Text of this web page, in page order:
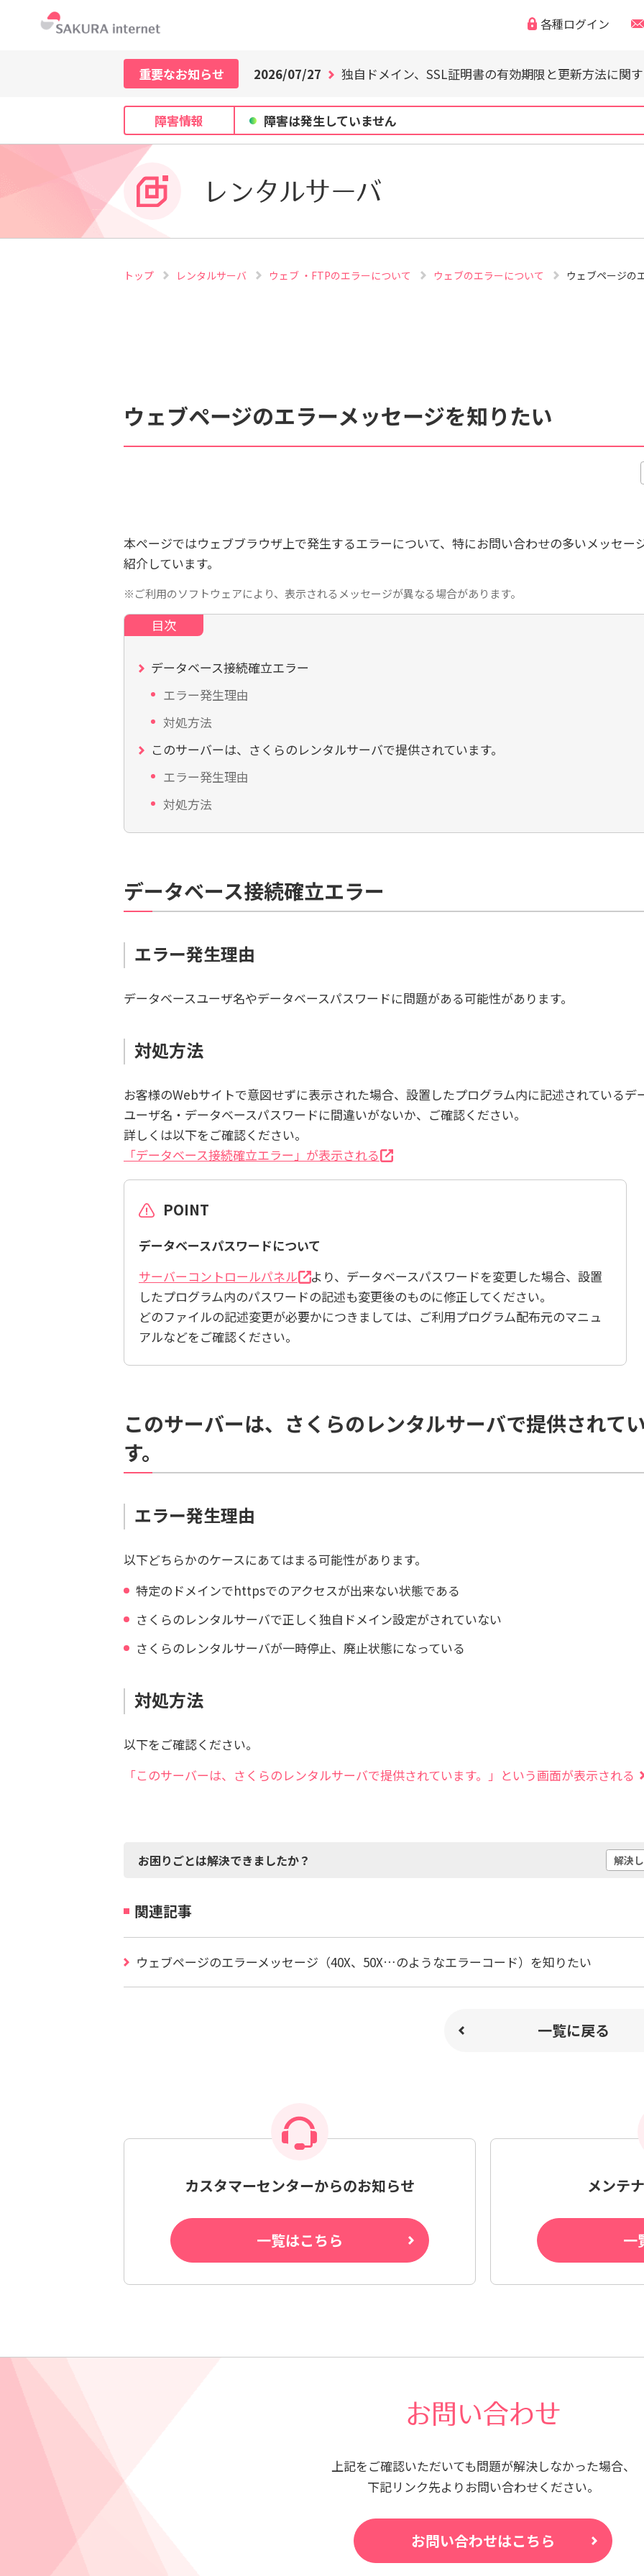
個人情報保護のため、お名前や連絡先、会員IDを入力しないでください。サイト内検索について
各種ログイン
重要なお知らせ
WordPress の脆弱性にご注意ください（CVE-2026-
2026/07/27
独自ドメイン、SSL証明書の有効期限と更新方法に関
2026/07/29
「なりすまし・フィッシング詐欺などの迷惑メール」「
2026/07/27
独自ドメイン、SSL証明書の有効期限と更新方法に関
障害情報 障害は発生していません
レンタルサーバ
トップ レンタルサーバ ウェブ ・FTPのエラーについて ウェブのエラーについて ウェブページの
ウェブページのエラーメッセージを知りたい
本ページではウェブブラウザ上で発生するエラーについて、特にお問い合わせの多いメッセー
紹介しています。
※ご利用のソフトウェアにより、表示されるメッセージが異なる場合があります。
データベース接続確立エラー
エラー発生理由
対処方法
このサーバーは、さくらのレンタルサーバで提供されています。
エラー発生理由
対処方法
データベース接続確立エラー
エラー発生理由
データベースユーザ名やデータベースパスワードに問題がある可能性があります。
対処方法
お客様のWebサイトで意図せずに表示された場合、設置したプログラム内に記述されているデ
ユーザ名・データベースパスワードに間違いがないか、ご確認ください。
詳しくは以下をご確認ください。
「データベース接続確立エラー」が表示される
POINT
データベースパスワードについて
サーバーコントロールパネル
より、データベースパスワードを変更した場合、設置
したプログラム内のパスワードの記述も変更後のものに修正してください。
どのファイルの記述変更が必要かにつきましては、ご利用プログラム配布元のマニュ
アルなどをご確認ください。
このサーバーは、さくらのレンタルサーバで提供されて
す。
エラー発生理由
以下どちらかのケースにあてはまる可能性があります。
特定のドメインでhttpsでのアクセスが出来ない状態である
さくらのレンタルサーバで正しく独自ドメイン設定がされていない
さくらのレンタルサーバが一時停止、廃止状態になっている
対処方法
以下をご確認ください。
「このサーバーは、さくらのレンタルサーバで提供されています。」という画面が表示される
お困りごとは解決できましたか？ 解決
関連記事
ウェブページのエラーメッセージ（40X、50X…のようなエラーコード）を知りたい
一覧に戻る
カスタマーセンターからのお知らせ
一覧はこちら
メンテ
一
お問い合わせ
上記をご確認いただいても問題が解決しなかった場合、
下記リンク先よりお問い合わせください。
お問い合わせはこちら